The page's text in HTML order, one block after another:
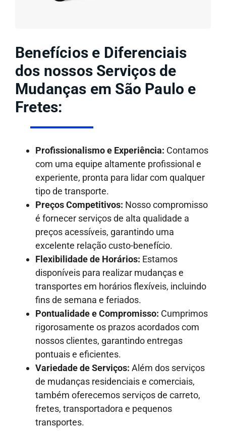
Benefícios e Diferenciais
dos nossos Serviços de
Mudanças em São Paulo e
Fretes:
Profissionalismo e Experiência: Contamos
com uma equipe altamente profissional e
experiente, pronta para lidar com qualquer
tipo de transporte.
Preços Competitivos: Nosso compromisso
é fornecer serviços de alta qualidade a
preços acessíveis, garantindo uma
excelente relação custo-benefício.
Flexibilidade de Horários: Estamos
disponíveis para realizar mudanças e
transportes em horários flexíveis, incluindo
fins de semana e feriados.
Pontualidade e Compromisso: Cumprimos
rigorosamente os prazos acordados com
nossos clientes, garantindo entregas
pontuais e eficientes.
Variedade de Serviços: Além dos serviços
de mudanças residenciais e comerciais,
também oferecemos serviços de carreto,
fretes, transportadora e pequenos
transportes.